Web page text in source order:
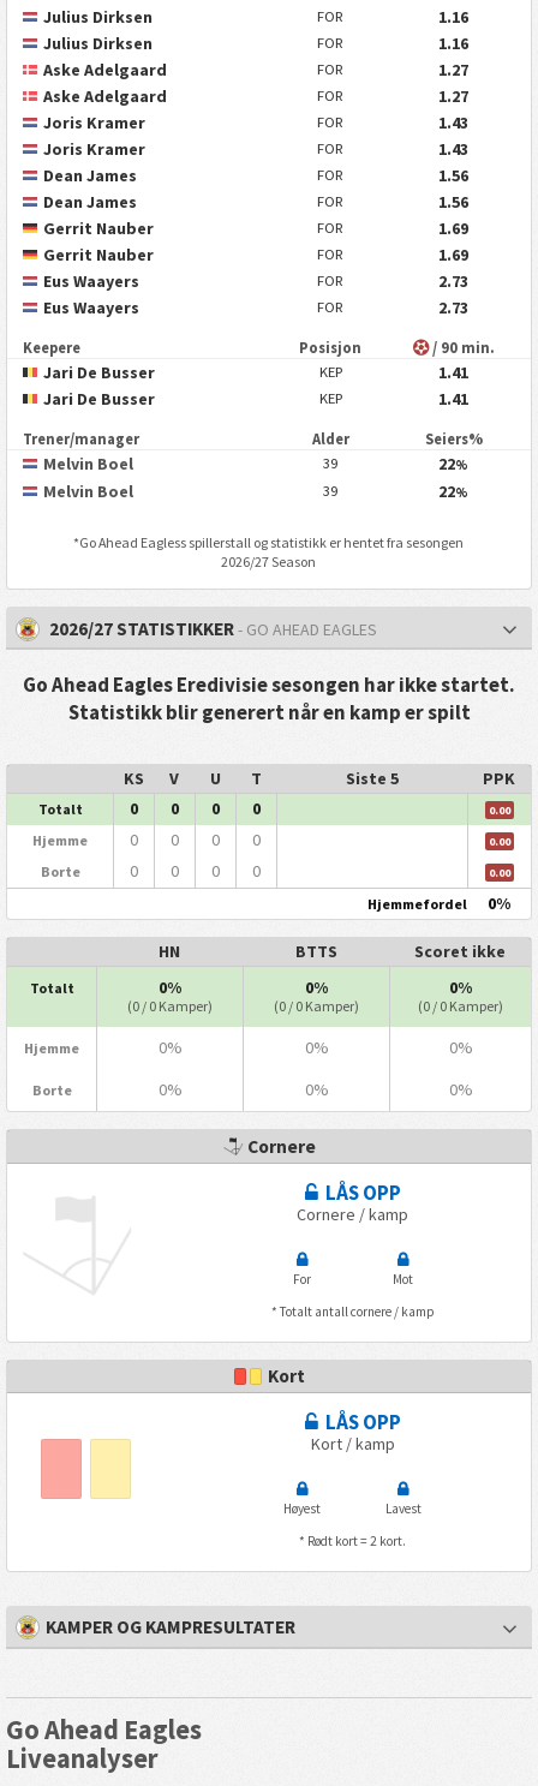
Julius Dirksen
FOR
1.16
Julius Dirksen
FOR
1.16
Aske Adelgaard
FOR
1.27
Aske Adelgaard
FOR
1.27
Joris Kramer
FOR
1.43
Joris Kramer
FOR
1.43
Dean James
FOR
1.56
Dean James
FOR
1.56
Gerrit Nauber
FOR
1.69
Gerrit Nauber
FOR
1.69
Eus Waayers
FOR
2.73
Eus Waayers
FOR 2.73
Keepere Posisjon / 90 min.
Jari De Busser KEP
1.41
Jari De Busser
KEP 1.41
Trener/manager Alder Seiers%
Melvin Boel 39 22%
Melvin Boel 39 22%
*Go Ahead Eagless spillerstall og statistikk er hentet fra sesongen
2026/27 Season
2026/27 STATISTIKKER- GO AHEAD EAGLES
Go Ahead Eagles Eredivisie sesongen har ikke startet.
Statistikk blir generert når en kamp er spilt
KS V U T Siste 5 PPK
Totalt 0 0 0 0 0.00
Hjemme 0 0 0 0 0.00
Borte 0 0 0 0 0.00
Hjemmefordel 0%
HN BTTS Scoret ikke
Totalt 0%
(0 / 0 Kamper)
0%
(0 / 0 Kamper)
0%
(0 / 0 Kamper)
Hjemme 0% 0% 0%
Borte 0% 0% 0%
Cornere
LÅS OPP
Cornere / kamp
For
Mot
* Totalt antall cornere / kamp
Kort
LÅS OPP
Kort / kamp
Høyest
Lavest
* Rødt kort = 2 kort.
KAMPER OG KAMPRESULTATER
Go Ahead Eagles
Liveanalyser